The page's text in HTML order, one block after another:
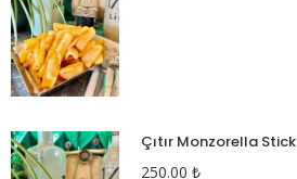
Çıtır Monzorella Stick
250.00 ₺